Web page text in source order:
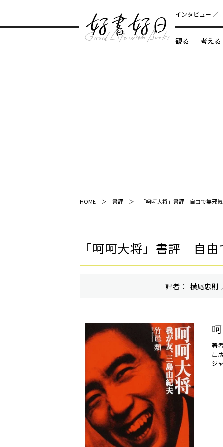
インタビュー
観る 考える
HOME 書評 「呵呵大将」書評 自由で無邪
「呵呵大将」書評 自
評者： 横尾忠則
著
出
ジ